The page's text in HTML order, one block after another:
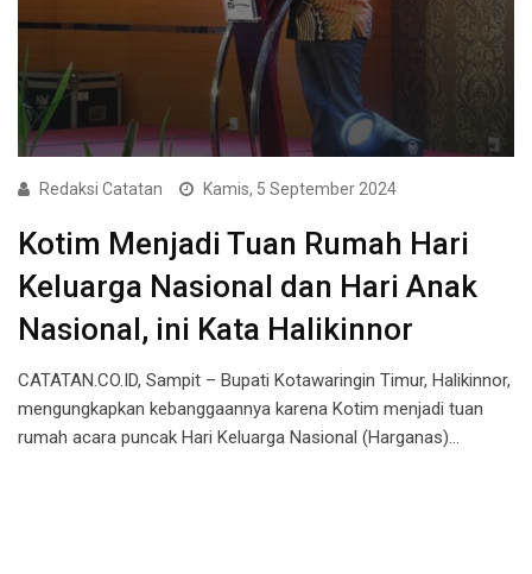
Redaksi Catatan Kamis, 5 September 2024
Kotim Menjadi Tuan Rumah Hari
Keluarga Nasional dan Hari Anak
Nasional, ini Kata Halikinnor
CATATAN.CO.ID, Sampit – Bupati Kotawaringin Timur, Halikinnor,
mengungkapkan kebanggaannya karena Kotim menjadi tuan
rumah acara puncak Hari Keluarga Nasional (Harganas)…